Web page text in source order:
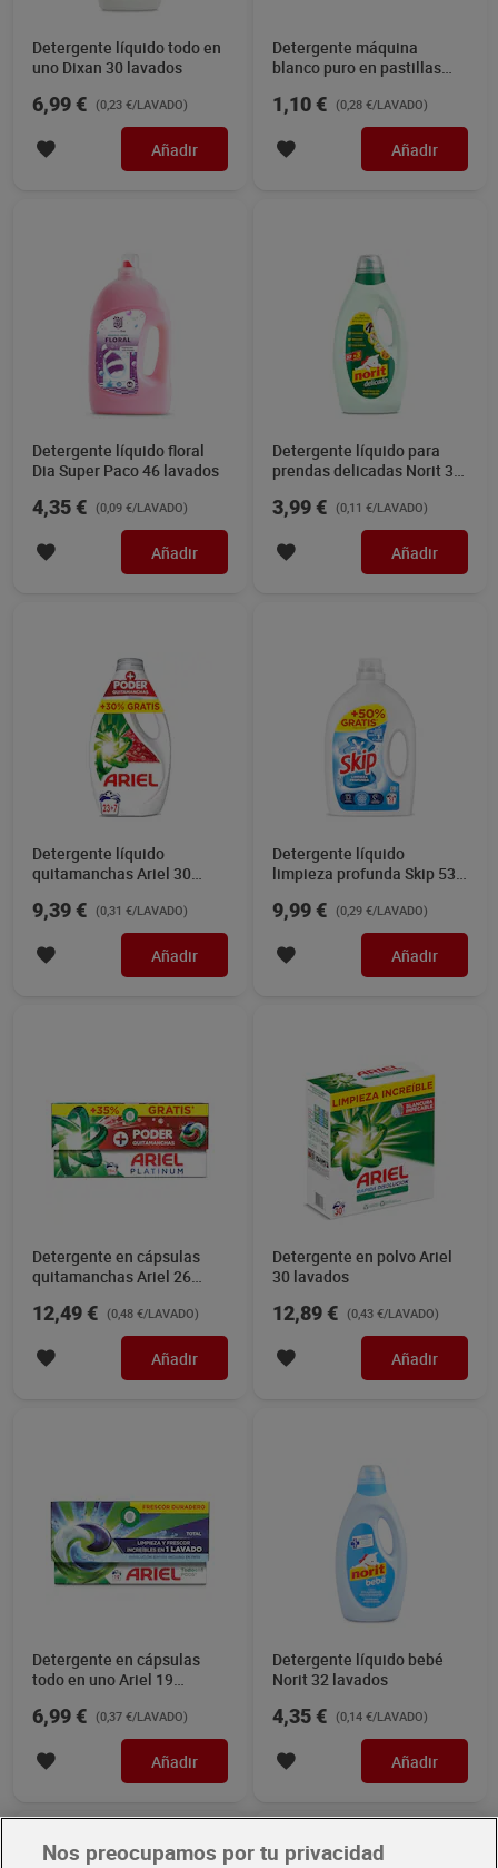
Detergente líquido todo en
uno Dixan 30 lavados
6,99 € (0,23 €/LAVADO)
Añadir
Detergente máquina
blanco puro en pastillas
1,10 € (0,28 €/LAVADO)
Añadir
Detergente líquido floral
Dia Super Paco 46 lavados
4,35 € (0,09 €/LAVADO)
Añadir
Detergente líquido para
prendas delicadas Norit 37
3,99 € (0,11 €/LAVADO)
Añadir
Detergente líquido
quitamanchas Ariel 30
9,39 € (0,31 €/LAVADO)
Añadir
Detergente líquido
limpieza profunda Skip 53
9,99 € (0,29 €/LAVADO)
Añadir
Detergente en cápsulas
quitamanchas Ariel 26
12,49 € (0,48 €/LAVADO)
Añadir
Detergente en polvo Ariel
30 lavados
12,89 € (0,43 €/LAVADO)
Añadir
Detergente en cápsulas
todo en uno Ariel 19
6,99 € (0,37 €/LAVADO)
Añadir
Detergente líquido bebé
Norit 32 lavados
4,35 € (0,14 €/LAVADO)
Añadir
Nos preocupamos por tu privacidad